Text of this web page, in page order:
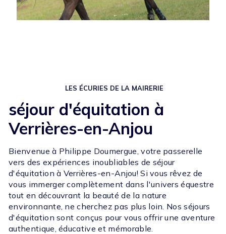
LES ÉCURIES DE LA MAIRERIE
séjour d'équitation à
Verrières-en-Anjou
Bienvenue à Philippe Doumergue, votre passerelle
vers des expériences inoubliables de séjour
d'équitation à Verrières-en-Anjou! Si vous rêvez de
vous immerger complètement dans l'univers équestre
tout en découvrant la beauté de la nature
environnante, ne cherchez pas plus loin. Nos séjours
d'équitation sont conçus pour vous offrir une aventure
authentique, éducative et mémorable.